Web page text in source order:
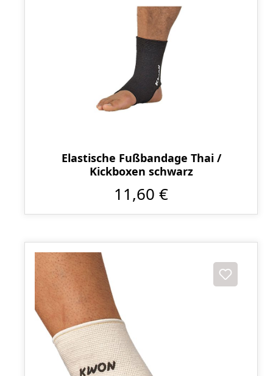
Elastische Fußbandage Thai /
Kickboxen schwarz
11,60 €